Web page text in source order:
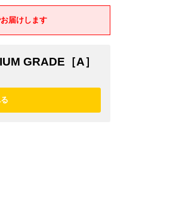
届けします
GRADE［A］